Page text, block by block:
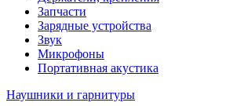
Запчасти
Зарядные устройства
Звук
Микрофоны
Портативная акустика
Наушники и гарнитуры